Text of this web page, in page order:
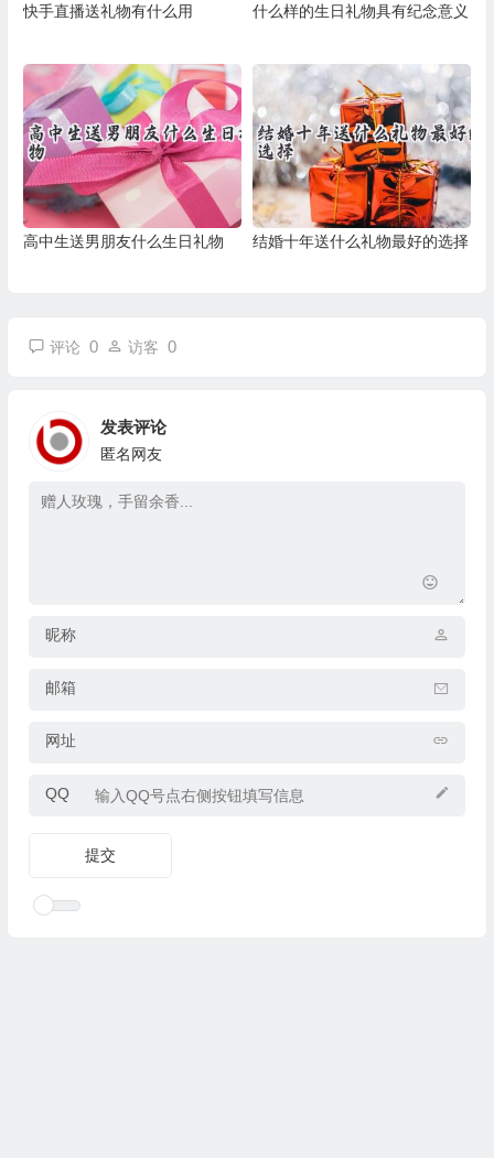
快手直播送礼物有什么用 什么样的生日礼物具有纪念意义
高中生送男朋友什么生日礼物 结婚十年送什么礼物最好的选择
评论 0 访客 0
发表评论
匿名网友
昵称
邮箱
网址
QQ